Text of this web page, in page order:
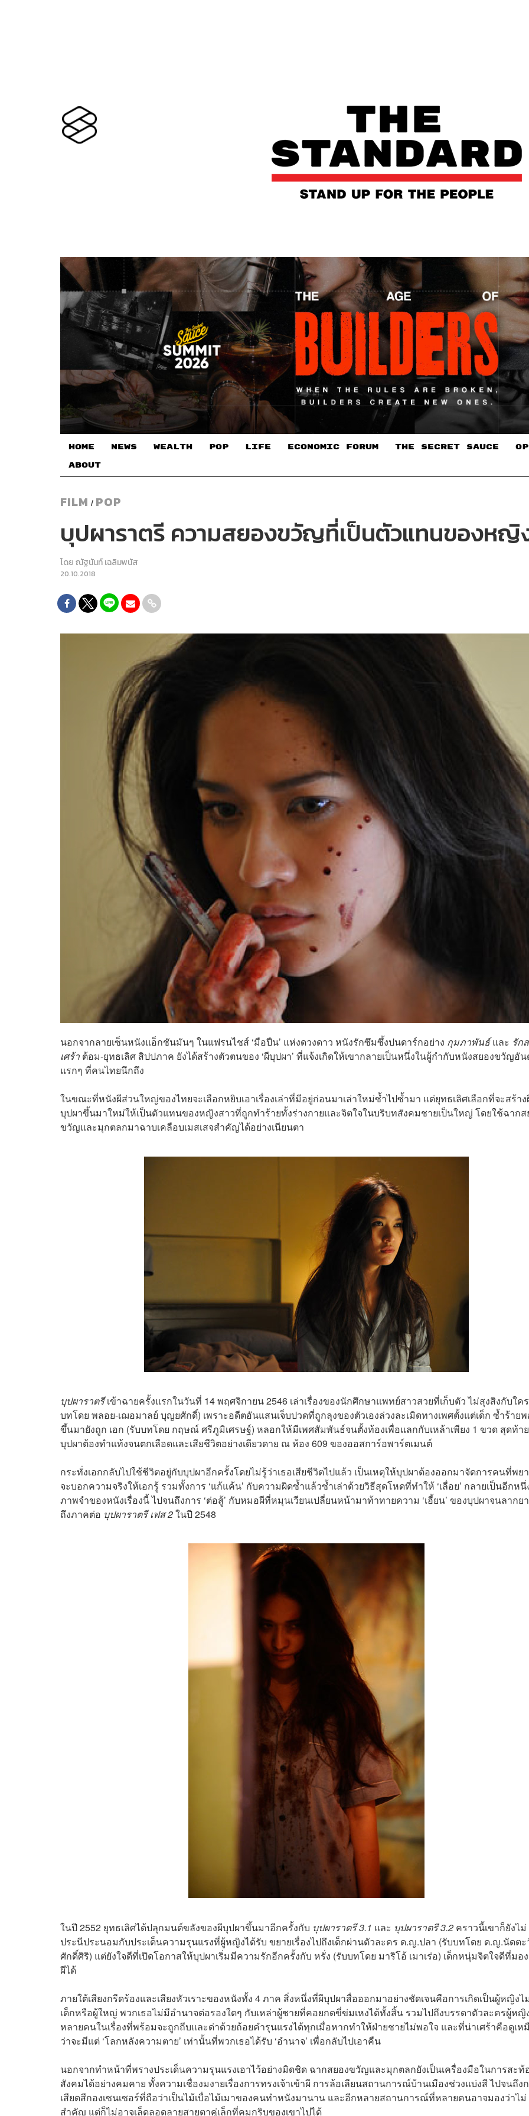
HOME NEWS WEALTH POP LIFE ECONOMIC FORUM THE SECRET SAUCE​
ABOUT
FILM / POP
บุปผาราตรี ความสยองขวัญที่เป็นตัวแทนของหญิ
โดยณัฐนันท์ เฉลิมพนัส
20.10.2018
นอกจากลายเซ็นหนังแอ็กชันมันๆ ในแฟรนไชส์ ‘มือปืน’ แห่งดวงดาว หนังรักซึมซึ้งปนดาร์กอย่าง กุมภาพันธ์และ รัก
เศร้า ต้อม-ยุทธเลิศ สิปปภาค ยังได้สร้างตัวตนของ ‘ผีบุปผา’ ที่แจ้งเกิดให้เขากลายเป็นหนึ่งในผู้กำกับหนังสยองขวัญอั
แรกๆ ที่คนไทยนึกถึง
ในขณะที่หนังผีส่วนใหญ่ของไทยจะเลือกหยิบเอาเรื่องเล่าที่มีอยู่ก่อนมาเล่าใหม่ซ้ำไปซ้ำมา แต่ยุทธเลิศเลือกที่จะสร้าง
บุปผาขึ้นมาใหม่ให้เป็นตัวแทนของหญิงสาวที่ถูกทำร้ายทั้งร่างกายและจิตใจในบริบทสังคมชายเป็นใหญ่ โดยใช้ฉากส
ขวัญและมุกตลกมาฉาบเคลือบเมสเสจสำคัญได้อย่างเนียนตา
บุปผาราตรีเข้าฉายครั้งแรกในวันที่ 14 พฤศจิกายน 2546 เล่าเรื่องของนักศึกษาแพทย์สาวสวยที่เก็บตัว ไม่สุงสิงกับใค
บทโดย พลอย-เฌอมาลย์ บุญยศักดิ์) เพราะอดีตอันแสนเจ็บปวดที่ถูกลุงของตัวเองล่วงละเมิดทางเพศตั้งแต่เด็ก ซ้ำร้าย
ขึ้นมายังถูก เอก (รับบทโดย กฤษณ์ ศรีภูมิเศรษฐ์) หลอกให้มีเพศสัมพันธ์จนตั้งท้องเพื่อแลกกับเหล้าเพียง 1 ขวด สุดท้าย
บุปผาต้องทำแท้งจนตกเลือดและเสียชีวิตอย่างเดียวดาย ณ ห้อง 609 ของออสการ์อพาร์ตเมนต์
กระทั่งเอกกลับไปใช้ชีวิตอยู่กับบุปผาอีกครั้งโดยไม่รู้ว่าเธอเสียชีวิตไปแล้ว เป็นเหตุให้บุปผาต้องออกมาจัดการคนที่พย
จะบอกความจริงให้เอกรู้ รวมทั้งการ ‘แก้แค้น’ กับความผิดซ้ำแล้วซ้ำเล่าด้วยวิธีสุดโหดที่ทำให้ ‘เลื่อย’ กลายเป็นอีกหนึ่
ภาพจำของหนังเรื่องนี้ ไปจนถึงการ ‘ต่อสู้’ กับหมอผีที่หมุนเวียนเปลี่ยนหน้ามาท้าทายความ ‘เฮี้ยน’ ของบุปผาจนลากย
ถึงภาคต่อ บุปผาราตรี เฟส 2ในปี 2548
ในปี 2552 ยุทธเลิศได้ปลุกมนต์ขลังของผีบุปผาขึ้นมาอีกครั้งกับ บุปผาราตรี 3.1 และ บุปผาราตรี 3.2 คราวนี้เขาก็ยังไม่
ประนีประนอมกับประเด็นความรุนแรงที่ผู้หญิงได้รับ ขยายเรื่องไปถึงเด็กผ่านตัวละคร ด.ญ.ปลา (รับบทโดย ด.ญ.นัดต
ศักดิ์ศิริ) แต่ยังใจดีที่เปิดโอกาสให้บุปผาเริ่มมีความรักอีกครั้งกับ หรั่ง (รับบทโดย มาริโอ้ เมาเร่อ) เด็กหนุ่มจิตใจดีที่มอ
ผีได้
ภายใต้เสียงกรีดร้องและเสียงหัวเราะของหนังทั้ง 4 ภาค สิ่งหนึ่งที่ผีบุปผาสื่อออกมาอย่างชัดเจนคือการเกิดเป็นผู้หญิงไ
เด็กหรือผู้ใหญ่ พวกเธอไม่มีอำนาจต่อรองใดๆ กับเหล่าผู้ชายที่คอยกดขี่ข่มเหงได้ทั้งสิ้น รวมไปถึงบรรดาตัวละครผู้หญิ
หลายคนในเรื่องที่พร้อมจะถูกถีบและด่าด้วยถ้อยคำรุนแรงได้ทุกเมื่อหากทำให้ฝ่ายชายไม่พอใจ และที่น่าเศร้าคือดูเห
ว่าจะมีแต่ ‘โลกหลังความตาย’ เท่านั้นที่พวกเธอได้รับ ‘อำนาจ’ เพื่อกลับไปเอาคืน
นอกจากทำหน้าที่พรางประเด็นความรุนแรงเอาไว้อย่างมิดชิด ฉากสยองขวัญและมุกตลกยังเป็นเครื่องมือในการสะท้
สังคมได้อย่างคมคาย ทั้งความเชื่องมงายเรื่องการทรงเจ้าเข้าผี การล้อเลียนสถานการณ์บ้านเมืองช่วงแบ่งสี ไปจนถึง
เสียดสีกองเซนเซอร์ที่ถือว่าเป็นไม้เบื่อไม้เมาของคนทำหนังมานาน และอีกหลายสถานการณ์ที่หลายคนอาจมองว่าไม่
สำคัญ แต่ก็ไม่อาจเล็ดลอดลายสายตาคู่เล็กที่คมกริบของเขาไปได้